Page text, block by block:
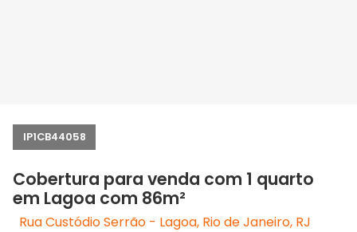
IP1CB44058
Cobertura para venda com 1 quarto
em Lagoa com 86m²
Rua Custódio Serrão - Lagoa, Rio de Janeiro, RJ